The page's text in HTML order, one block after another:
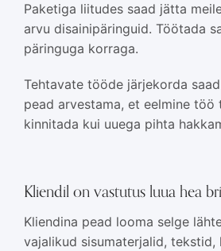
Paketiga liitudes saad jätta
arvu disainipäringuid. Töötada
päringuga korraga.
Tehtavate tööde järjekorda
pead arvestama, et eelmine töö
kinnitada kui uuega pihta
Kliendil on vastutus luua hea
Kliendina pead looma selge
vajalikud sisumaterjalid,